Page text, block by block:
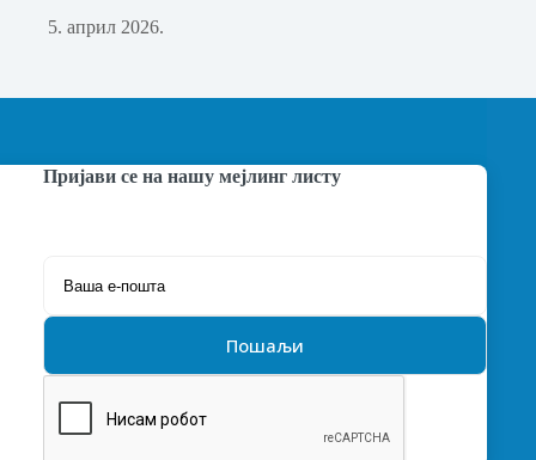
5. април 2026.
Пријави се на нашу мејлинг листу